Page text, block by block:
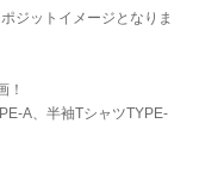
ジットイメージとなりま
！
A、半袖TシャツTYPE-